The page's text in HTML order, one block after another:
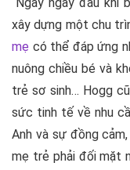
xây dựng một chu
mẹ có thể đáp ứng
nuông chiều bé và
trẻ sơ sinh… Hogg
sức tinh tế về nhu
Anh và sự đồng
mẹ trẻ phải đối mặt